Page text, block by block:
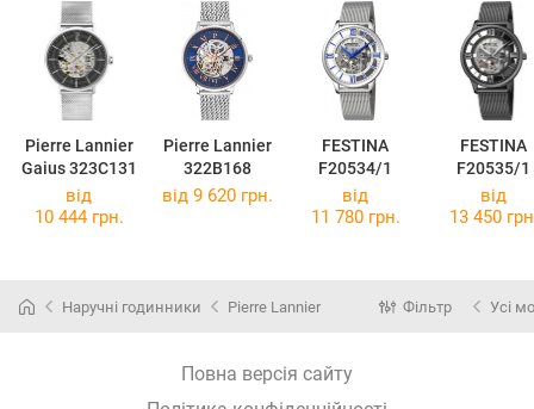
Pierre Lannier
Gaius 323C131
Pierre Lannier
322B168
FESTINA
F20534/1
FESTINA
F20535/1
від
10 444 грн.
від 9 620 грн.
від
11 780 грн.
від
13 450
Наручні годинники Pierre Lannier Фільтр Усі
Повна версія сайту